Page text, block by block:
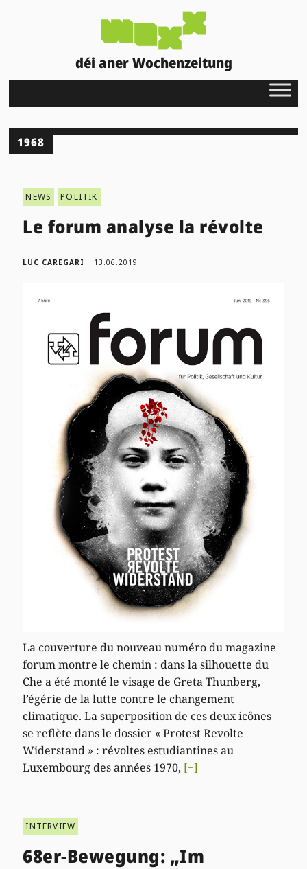
déi aner Wochenzeitung
1968
NEWS POLITIK
Le forum analyse la révolte
LUC CAREGARI 13.06.2019
La couverture du nouveau numéro du magazine
forum montre le chemin : dans la silhouette du
Che a été monté le visage de Greta Thunberg,
l’égérie de la lutte contre le changement
climatique. La superposition de ces deux icônes
se reflète dans le dossier « Protest Revolte
Widerstand » : révoltes estudiantines au
Luxembourg des années 1970, [+]
INTERVIEW
68er-Bewegung: „Im